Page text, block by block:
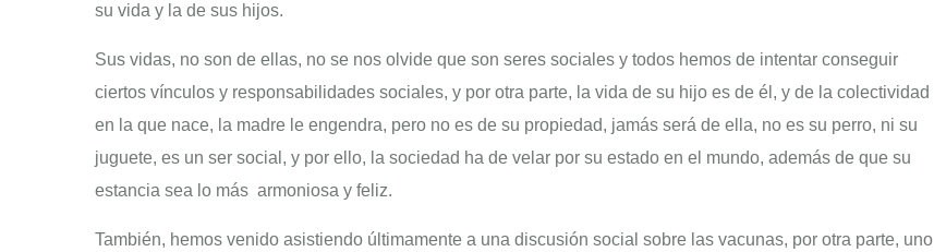
su vida y la de sus hijos.
Sus vidas, no son de ellas, no se nos olvide que son seres sociales y todos hemos de intentar conseguir
ciertos vínculos y responsabilidades sociales, y por otra parte, la vida de su hijo es de él, y de la colectividad
en la que nace, la madre le engendra, pero no es de su propiedad, jamás será de ella, no es su perro, ni su
juguete, es un ser social, y por ello, la sociedad ha de velar por su estado en el mundo, además de que su
estancia sea lo más armoniosa y feliz.
También, hemos venido asistiendo últimamente a una discusión social sobre las vacunas, por otra parte, uno